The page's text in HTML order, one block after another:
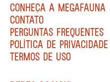
CONHEÇA A MEGAFAUNA
CONTATO
PERGUNTAS FREQUENTES
POLÍTICA DE PRIVACIDADE
TERMOS DE USO